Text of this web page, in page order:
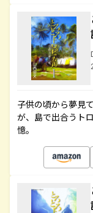
子供の頃から夢見
が、島で出合うト
憶。